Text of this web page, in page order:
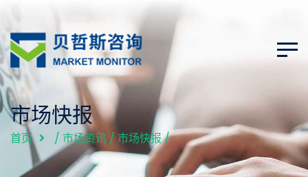
市场快报
首页 / 市场资讯/市场快报/